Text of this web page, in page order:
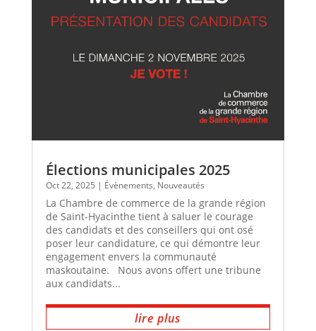
Élections municipales 2025
Oct 22, 2025 | Évènements, Nouveautés
La Chambre de commerce de la grande région
de Saint-Hyacinthe tient à saluer le courage
des candidats et des conseillers qui ont osé
poser leur candidature, ce qui démontre leur
engagement envers la communauté
maskoutaine. Nous avons offert une tribune
aux candidats...
lire plus